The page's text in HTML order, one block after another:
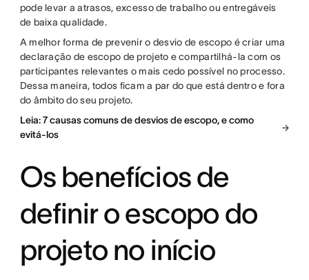
pode levar a atrasos, excesso de trabalho ou entregáveis
de baixa qualidade.
A melhor forma de prevenir o desvio de escopo é criar uma
declaração de escopo de projeto e compartilhá-la com os
participantes relevantes o mais cedo possível no processo.
Dessa maneira, todos ficam a par do que está dentro e fora
do âmbito do seu projeto.
Leia: 7 causas comuns de desvios de escopo, e como
evitá-los
Os benefícios de
definir o escopo do
projeto no início